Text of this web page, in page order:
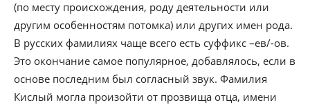
(по месту происхождения, роду деятельности или
другим особенностям потомка) или других имен рода.
В русских фамилиях чаще всего есть суффикс –ев/-ов.
Это окончание самое популярное, добавлялось, если в
основе последним был согласный звук. Фамилия
Кислый могла произойти от прозвища отца, имени